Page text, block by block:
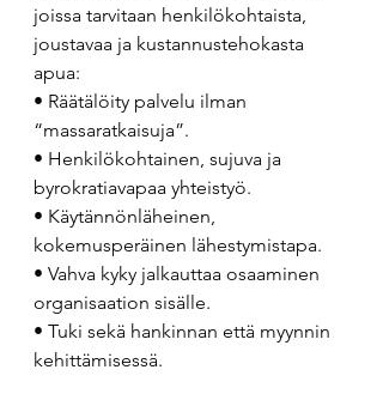
joissa tarvitaan henkilökohtaista,
joustavaa ja kustannustehokasta
apua:
• Räätälöity palvelu ilman
“massaratkaisuja”.
• Henkilökohtainen, sujuva ja
byrokratiavapaa yhteistyö.
• Käytännönläheinen,
kokemusperäinen lähestymistapa.
• Vahva kyky jalkauttaa osaaminen
organisaation sisälle.
• Tuki sekä hankinnan että myynnin
kehittämisessä.